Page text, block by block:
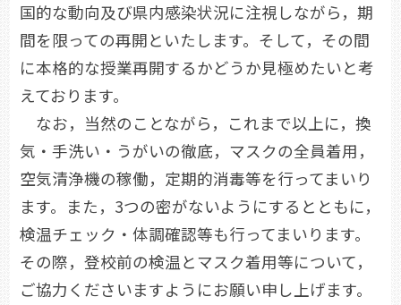
国的な動向及び県内感染状況に注視しながら，期
間を限っての再開といたします。そして，その間
に本格的な授業再開するかどうか見極めたいと考
えております。
なお，当然のことながら，これまで以上に，換
気・手洗い・うがいの徹底，マスクの全員着用，
空気清浄機の稼働，定期的消毒等を行ってまいり
ます。また，3つの密がないようにするとともに，
検温チェック・体調確認等も行ってまいります。
その際，登校前の検温とマスク着用等について，
ご協力くださいますようにお願い申し上げます。